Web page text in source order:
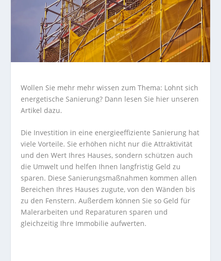
Wollen Sie mehr mehr wissen zum Thema: Lohnt sich
energetische Sanierung? Dann lesen Sie hier unseren
Artikel dazu.
Die Investition in eine energieeffiziente Sanierung hat
viele Vorteile. Sie erhöhen nicht nur die Attraktivität
und den Wert Ihres Hauses, sondern schützen auch
die Umwelt und helfen Ihnen langfristig Geld zu
sparen. Diese Sanierungsmaßnahmen kommen allen
Bereichen Ihres Hauses zugute, von den Wänden bis
zu den Fenstern. Außerdem können Sie so Geld für
Malerarbeiten und Reparaturen sparen und
gleichzeitig Ihre Immobilie aufwerten.